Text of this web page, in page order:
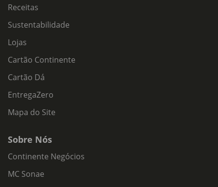
Receitas
Sustentabilidade
Lojas
Cartão Continente
Cartão Dá
EntregaZero
Mapa do Site
Sobre Nós
Continente Negócios
MC Sonae